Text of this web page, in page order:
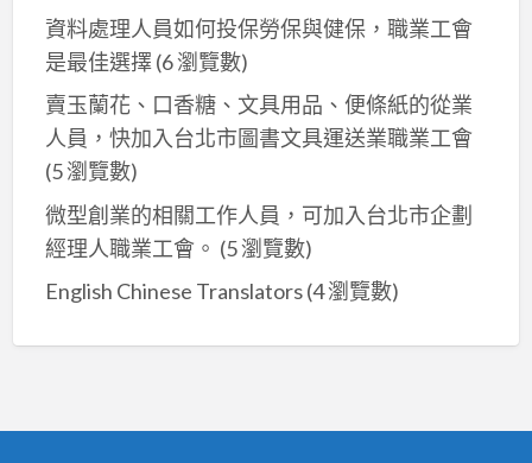
資料處理人員如何投保勞保與健保，職業工會
是最佳選擇(6 瀏覽數)
賣玉蘭花、口香糖、文具用品、便條紙的從業
人員，快加入台北市圖書文具運送業職業工會
(5 瀏覽數)
微型創業的相關工作人員，可加入台北市企劃
經理人職業工會。 (5 瀏覽數)
English Chinese Translators(4 瀏覽數)